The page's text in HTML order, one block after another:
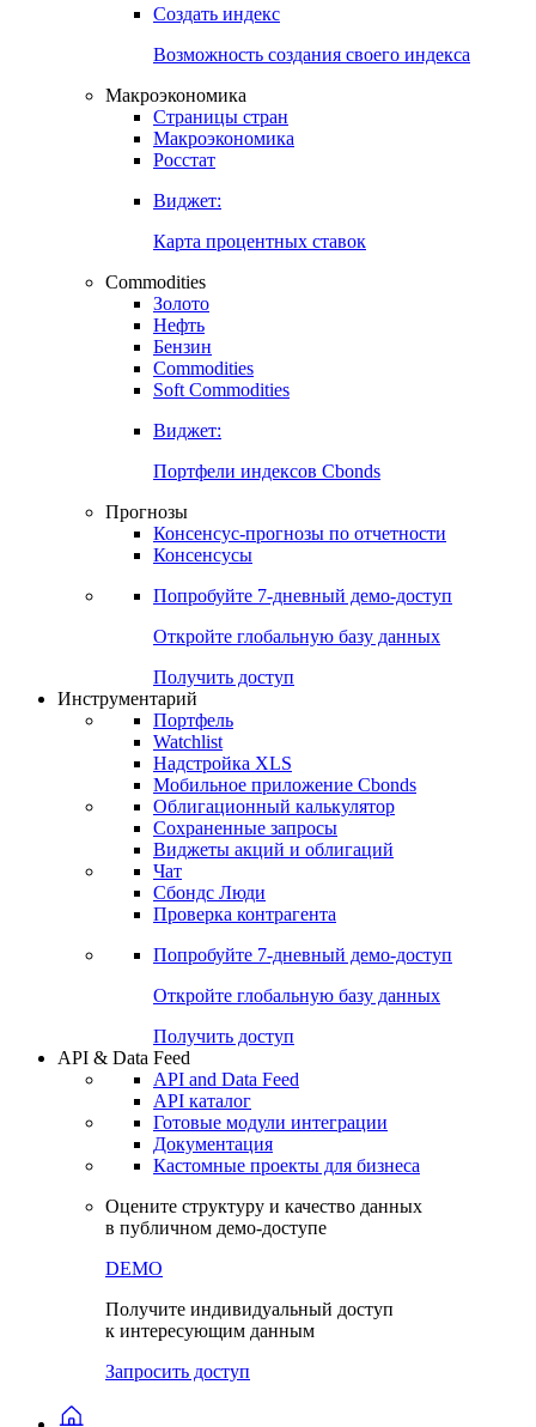
Курсы валют Центральных Банков
Ставки центральных банков
Создать индекс
Возможность создания своего индекса
Страницы стран
Росстат
Виджет:
Карта процентных ставок
Commodities
Золото
Бензин
Soft Commodities
Виджет:
Портфели индексов Cbonds
Прогнозы
Консенсусы
Попробуйте7-дневный
Откройте глобальную базу данных
Получить доступ
Инструментарий
Портфель
Watchlist
Надстройка XLS
Мобильное приложение Cbonds
Облигационный калькулятор
Сохраненные запросы
Чат
Проверка контрагента
Попробуйте7-дневный
Откройте глобальную базу данных
Получить доступ
API & Data Feed
API and Data Feed
Готовые модули интеграции
Документация
в публичном демо-доступе